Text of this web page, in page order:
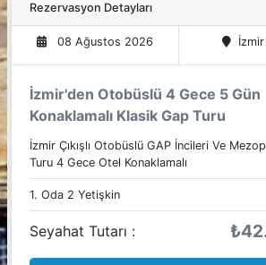
Rezervasyon Detayları
08 Ağustos 2026 İzmir
İzmir'den Otobüslü 4 Gece 5 Gün
Konaklamalı Klasik Gap Turu
İzmir Çıkışlı Otobüslü GAP İncileri Ve
Turu 4 Gece Otel Konaklamalı
1. Oda 2 Yetişkin
Seyahat Tutarı :